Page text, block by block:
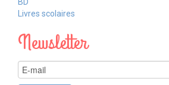
Livres scolaires
Newsletter